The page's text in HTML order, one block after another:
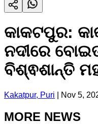
କାକଟପୁର:
ନଦୀରେ
ବିଶ୍ଵଶାନ୍ତି
Kakatpur, Puri Nov 5,
MORE NEWS